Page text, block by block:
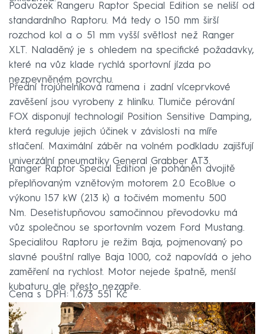
Podvozek Rangeru Raptor Special Edition se neliší od
standardního Raptoru. Má tedy o 150 mm širší
rozchod kol a o 51 mm vyšší světlost než Ranger
XLT. Naladěný je s ohledem na specifické požadavky,
které na vůz klade rychlá sportovní jízda po
nezpevněném povrchu.
Přední trojúhelníková ramena i zadní víceprvkové
zavěšení jsou vyrobeny z hliníku. Tlumiče pérování
FOX disponují technologií Position Sensitive Damping,
která reguluje jejich účinek v závislosti na míře
stlačení. Maximální záběr na volném podkladu zajišťují
univerzální pneumatiky General Grabber AT3.
Ranger Raptor Special Edition je poháněn dvojitě
přeplňovaným vznětovým motorem 2.0 EcoBlue o
výkonu 157 kW (213 k) a točivém momentu 500
Nm. Desetistupňovou samočinnou převodovku má
vůz společnou se sportovním vozem Ford Mustang.
Specialitou Raptoru je režim Baja, pojmenovaný po
slavné pouštní rallye Baja 1000, což napovídá o jeho
zaměření na rychlost. Motor nejede špatně, menší
kubaturu ale přesto nezapře.
Cena s DPH: 1.673 551 Kč